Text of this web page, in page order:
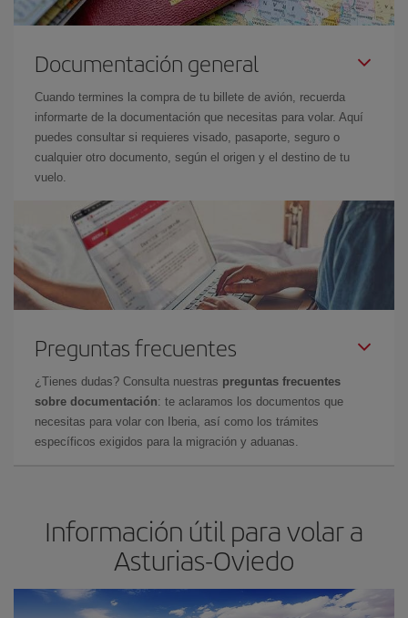
Documentación general
Cuando termines la compra de tu billete de avión, recuerda
informarte de la documentación que necesitas para volar. Aquí
puedes consultar si requieres visado, pasaporte, seguro o
cualquier otro documento, según el origen y el destino de tu
vuelo.
Preguntas frecuentes
¿Tienes dudas? Consulta nuestras preguntas frecuentes
sobre documentación: te aclaramos los documentos que
necesitas para volar con Iberia, así como los trámites
específicos exigidos para la migración y aduanas.
Información útil para volar a
Asturias-Oviedo